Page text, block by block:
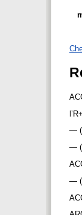
—
—
—